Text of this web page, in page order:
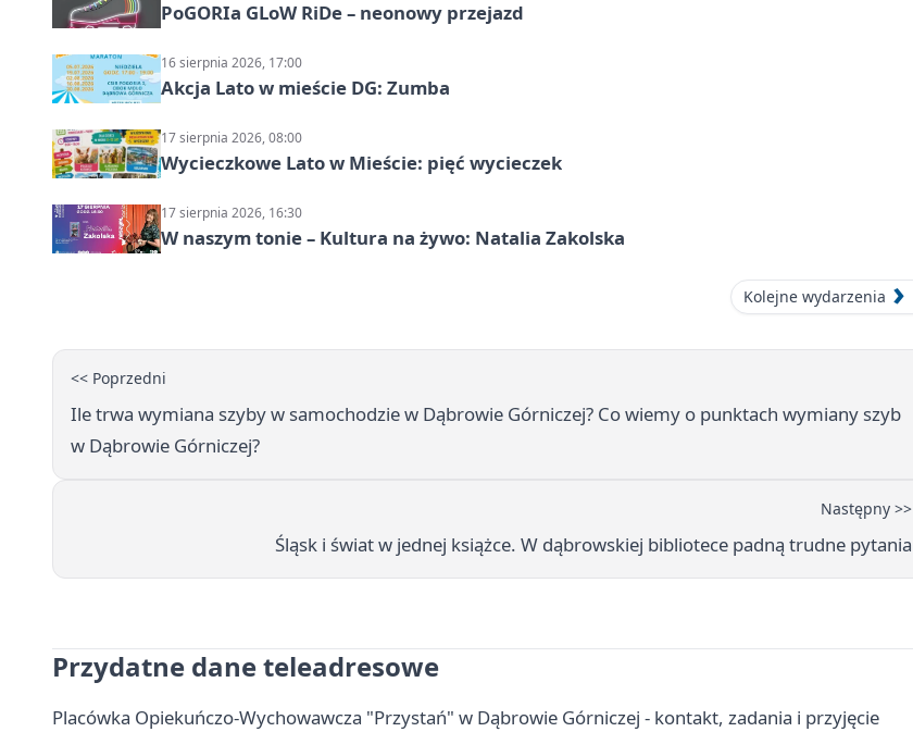
PoGORIa GLoW RiDe – neonowy przejazd
16 sierpnia 2026, 17:00
Akcja Lato w mieście DG: Zumba
17 sierpnia 2026, 08:00
Wycieczkowe Lato w Mieście: pięć wycieczek
17 sierpnia 2026, 16:30
W naszym tonie – Kultura na żywo: Natalia Zakolska
Kolejne wydarzenia
<< Poprzedni
Ile trwa wymiana szyby w samochodzie w Dąbrowie Górniczej? Co wiemy o punktach wymiany szyb
w Dąbrowie Górniczej?
Następny >>
Śląsk i świat w jednej książce. W dąbrowskiej bibliotece padną trudne pytania
Przydatne dane teleadresowe
Placówka Opiekuńczo-Wychowawcza "Przystań" w Dąbrowie Górniczej - kontakt, zadania i przyjęcie